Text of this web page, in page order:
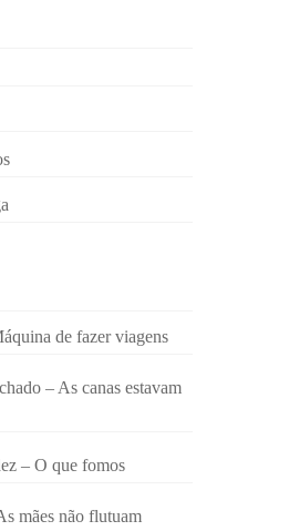
de fazer viagens
– As canas estavam
– O que fomos
mães não flutuam